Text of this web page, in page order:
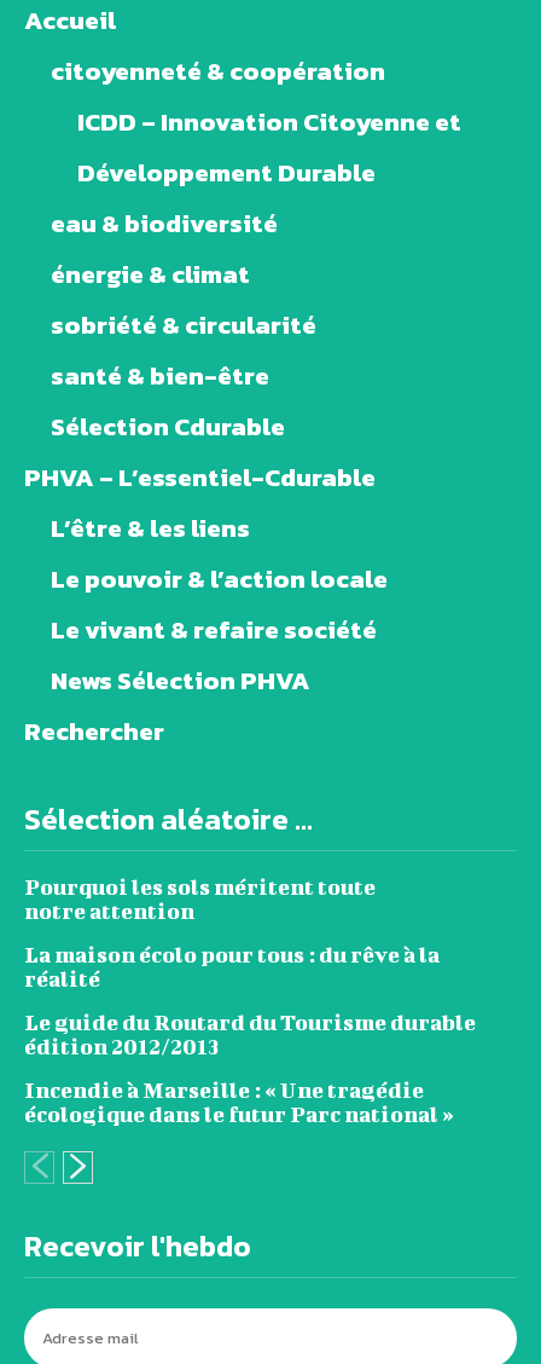
Accueil
citoyenneté & coopération
ICDD – Innovation Citoyenne et
Développement Durable
eau & biodiversité
énergie & climat
sobriété & circularité
santé & bien-être
Sélection Cdurable
PHVA – L’essentiel-Cdurable
L’être & les liens
Le pouvoir & l’action locale
Le vivant & refaire société
News Sélection PHVA
Rechercher
Sélection aléatoire ...
Pourquoi les sols méritent toute
notre attention
La maison écolo pour tous : du rêve à la
réalité
Le guide du Routard du Tourisme durable
édition 2012/2013
Incendie à Marseille : « Une tragédie
écologique dans le futur Parc national »
Recevoir l'hebdo